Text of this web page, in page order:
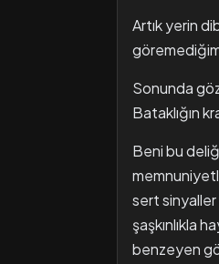
Artık yerin
Sonunda
Bataklığın
Beni bu
sert sinyaller
şaşkınlıkla
benzeyen